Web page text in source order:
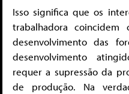
Isso significa que os
trabalhadora
desenvolvimento das
desenvolvimento
requer a supressão da
de produção. Na